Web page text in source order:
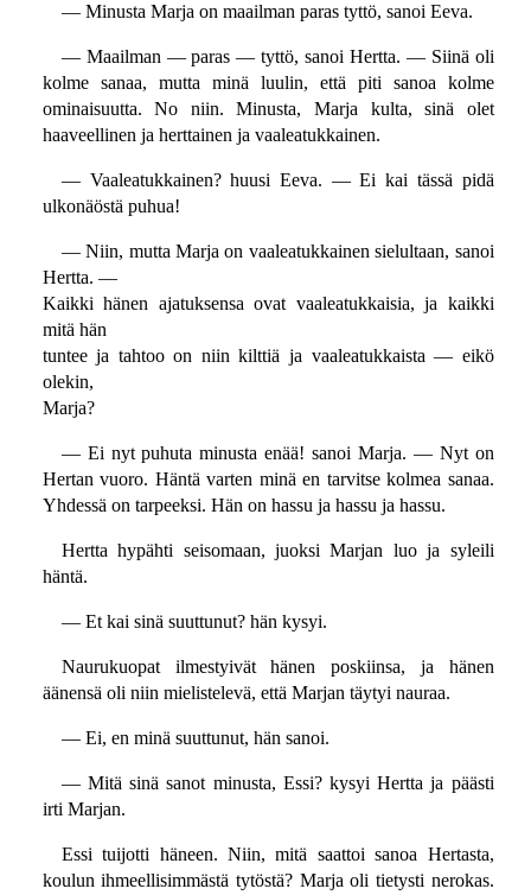
— Minusta Marja on maailman paras tyttö, sanoi Eeva.
— Maailman — paras — tyttö, sanoi Hertta. — Siinä oli
kolme sanaa, mutta minä luulin, että piti sanoa kolme
ominaisuutta. No niin. Minusta, Marja kulta, sinä olet
haaveellinen ja herttainen ja vaaleatukkainen.
— Vaaleatukkainen? huusi Eeva. — Ei kai tässä pidä
ulkonäöstä puhua!
— Niin, mutta Marja on vaaleatukkainen sielultaan, sanoi
Hertta. —
Kaikki hänen ajatuksensa ovat vaaleatukkaisia, ja kaikki
mitä hän
tuntee ja tahtoo on niin kilttiä ja vaaleatukkaista — eikö
olekin,
Marja?
— Ei nyt puhuta minusta enää! sanoi Marja. — Nyt on
Hertan vuoro. Häntä varten minä en tarvitse kolmea sanaa.
Yhdessä on tarpeeksi. Hän on hassu ja hassu ja hassu.
Hertta hypähti seisomaan, juoksi Marjan luo ja syleili
häntä.
— Et kai sinä suuttunut? hän kysyi.
Naurukuopat ilmestyivät hänen poskiinsa, ja hänen
äänensä oli niin mielistelevä, että Marjan täytyi nauraa.
— Ei, en minä suuttunut, hän sanoi.
— Mitä sinä sanot minusta, Essi? kysyi Hertta ja päästi
irti Marjan.
Essi tuijotti häneen. Niin, mitä saattoi sanoa Hertasta,
koulun ihmeellisimmästä tytöstä? Marja oli tietysti nerokas.